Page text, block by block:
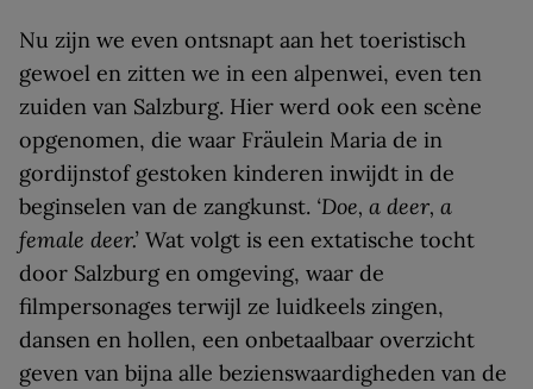
Nu zijn we even ontsnapt aan het toeristisch
gewoel en zitten we in een alpenwei, even ten
zuiden van Salzburg. Hier werd ook een scène
opgenomen, die waar Fräulein Maria de in
gordijnstof gestoken kinderen inwijdt in de
beginselen van de zangkunst. ‘Doe, a deer, a
female deer.’ Wat volgt is een extatische tocht
door Salzburg en omgeving, waar de
filmpersonages terwijl ze luidkeels zingen,
dansen en hollen, een onbetaalbaar overzicht
geven van bijna alle bezienswaardigheden van de